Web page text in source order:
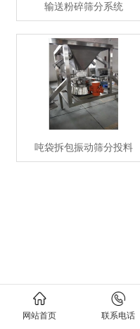
输送粉碎筛分系统
吨袋拆包振动筛分投料
网站首页 联系电话